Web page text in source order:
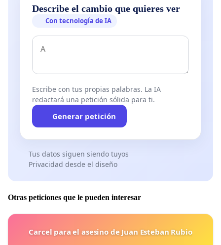
Describe el cambio que quieres ver
Con tecnología de IA
Escribe con tus propias palabras. La IA
redactará una petición sólida para ti.
Generar petición
Tus datos siguen siendo tuyos
Privacidad desde el diseño
Otras peticiones que le pueden interesar
Carcel para el asesino de Juan Esteban Rubio